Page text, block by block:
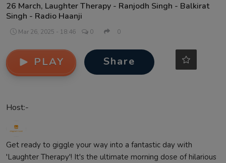
26 March, Laughter Therapy - Ranjodh Singh - Balkirat
Singh - Radio Haanji
Mar 26, 2025 - 18:46 0 0
PLAY Share
Host:-
Get ready to giggle your way into a fantastic day with
'Laughter Therapy'! It's the ultimate morning dose of hilarious